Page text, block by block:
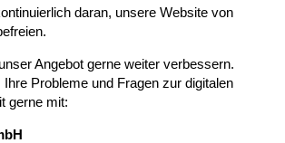
daran, unsere Website von
Angebot gerne weiter verbessern.
Ihre Probleme und Fragen zur digitalen
gerne mit: